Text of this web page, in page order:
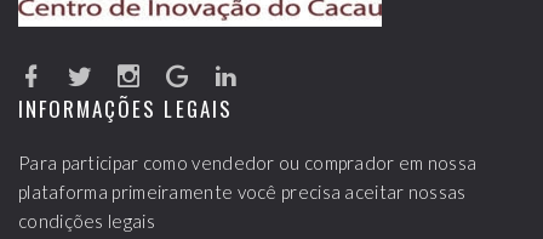
INFORMAÇÕES LEGAIS
Para participar como vendedor ou comprador em nossa
plataforma primeiramente você precisa aceitar nossas
condições legais